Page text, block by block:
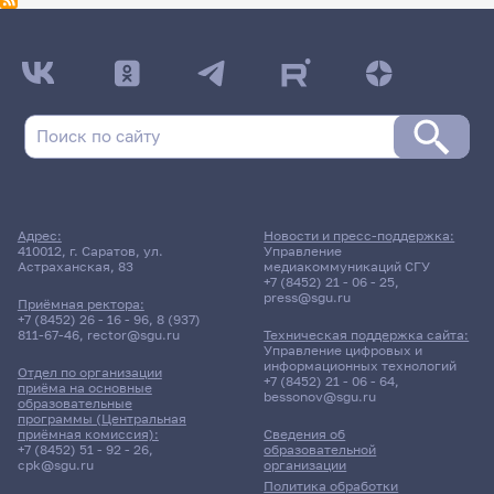
Адрес:
410012, г. Саратов, ул.
Астраханская, 83
Приёмная ректора:
+7 (8452) 26 - 16 - 96, 8 (937)
811-67-46, rector@sgu.ru
Отдел по организации
приёма на основные
образовательные
программы (Центральная
приёмная комиссия):
+7 (8452) 51 - 92 - 26,
cpk@sgu.ru
Сведения об
образовательной
организации
Политика обработки
Новости и пресс-поддержка:
Управление
медиакоммуникаций СГУ
+7 (8452) 21 - 06 - 25,
press@sgu.ru
Техническая поддержка сайта:
Управление цифровых и
информационных технологий
+7 (8452) 21 - 06 - 64,
bessonov@sgu.ru